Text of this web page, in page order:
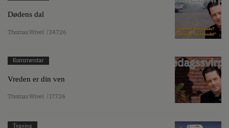
Dødens dal
Thomas Wivel / 24.7.26
Kommentar
Vreden er din ven
Thomas Wivel / 17.7.26
Tegning